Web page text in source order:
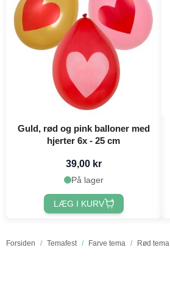
Forsiden / Temafest / Farve tema / Rød tema
Guld, rød og pink balloner med
hjerter 6x - 25 cm
39,00 kr
På lager
LÆG I KURV